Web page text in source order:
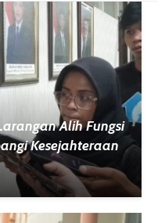
Alih Fungsi
Kesejahteraan